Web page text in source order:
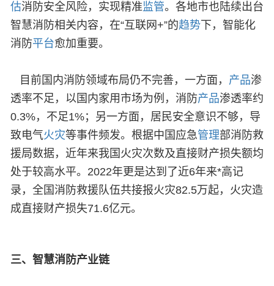
估消防安全风险，实现精准监管。各地市也陆续出台
智慧消防相关内容，在“互联网+”的趋势 下，智能化
消防平台愈加重要。
目前国内消防领域布局仍不完善，一方面， 产品渗
透率不足，以国内家用市场为例，消防产品渗透率约
0.3%，不足1%；另一方面，居民安全意识不够，导
致电气火灾等事件频发。根据中国应急管理部消防救
援局数据，近年来我国火灾次数及直接财产损失额均
处于较高水平。2022年更是达到了近6年来*高记
录，全国消防救援队伍共接报火灾82.5万起，火灾造
成直接财产损失71.6亿元。
三、 智慧消防产业链